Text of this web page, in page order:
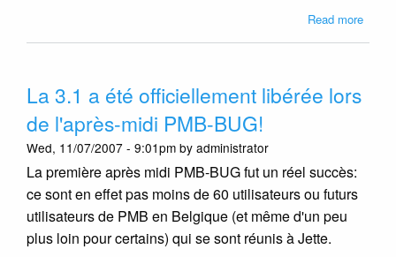
Read more
La 3.1 a été officiellement libérée lors
de l'après-midi PMB-BUG!
Wed, 11/07/2007 - 9:01pm by administrator
La première après midi PMB-BUG fut un réel succès:
ce sont en effet pas moins de 60 utilisateurs ou futurs
utilisateurs de PMB en Belgique (et même d'un peu
plus loin pour certains) qui se sont réunis à Jette.